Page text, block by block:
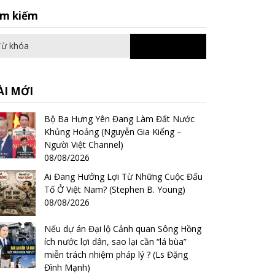
kiếm
for:
MỚI
Bộ Ba Hưng Yên Đang Làm Đất Nước
Khủng Hoảng (Nguyễn Gia Kiểng –
Người Việt Channel)
08/08/2026
Ai Đang Hưởng Lợi Từ Những Cuộc Đấu
Tố Ở Việt Nam? (Stephen B. Young)
08/08/2026
Nếu dự án Đại lộ Cảnh quan Sông Hồng
ích nước lợi dân, sao lại cần “lá bùa”
miễn trách nhiệm pháp lý ? (Ls Đặng
Đình Mạnh)